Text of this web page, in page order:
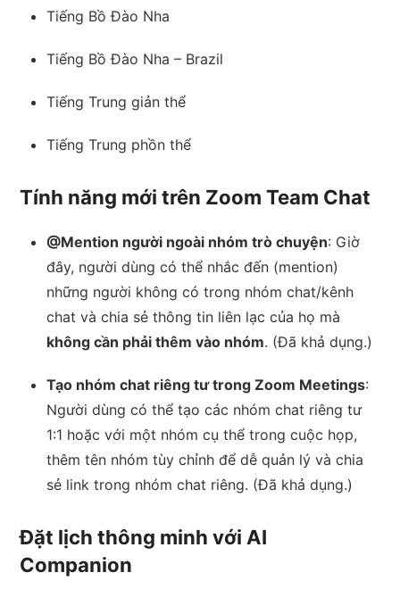
Tiếng Bồ Đào Nha
Tiếng Bồ Đào Nha – Brazil
Tiếng Trung giản thể
Tiếng Trung phồn thể
Tính năng mới trên Zoom Team Chat
@Mention người ngoài nhóm trò chuyện: Giờ
đây, người dùng có thể nhắc đến (mention)
những người không có trong nhóm chat/kênh
chat và chia sẻ thông tin liên lạc của họ mà
không cần phải thêm vào nhóm. (Đã khả dụng.)
Tạo nhóm chat riêng tư trong Zoom Meetings:
Người dùng có thể tạo các nhóm chat riêng tư
1:1 hoặc với một nhóm cụ thể trong cuộc họp,
thêm tên nhóm tùy chỉnh để dễ quản lý và chia
sẻ link trong nhóm chat riêng. (Đã khả dụng.)
Đặt lịch thông minh với AI
Companion